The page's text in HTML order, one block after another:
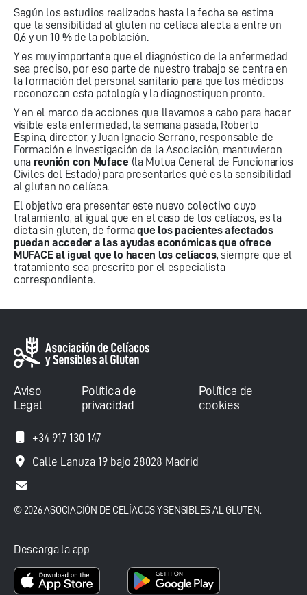
Según los estudios realizados hasta la fecha se estima
que la sensibilidad al gluten no celíaca afecta a entre un
0,6 y un 10 % de la población.
Y es muy importante que el diagnóstico de la enfermedad
sea preciso, por eso parte de nuestro trabajo se centra en
la formación del personal sanitario para que los médicos
reconozcan esta patología y la diagnostiquen pronto.
Y en el marco de acciones que llevamos a cabo para hacer
visible esta enfermedad, la semana pasada, Roberto
Espina, director, y Juan Ignacio Serrano, responsable de
Formación e Investigación de la Asociación, mantuvieron
una reunión con Muface (la Mutua General de Funcionarios
Civiles del Estado) para presentarles qué es la sensibilidad
al gluten no celíaca.
El objetivo era presentar este nuevo colectivo cuyo
tratamiento, al igual que en el caso de los celíacos, es la
dieta sin gluten, de formaque los pacientes afectados
puedan acceder a las ayudas económicas que ofrece
MUFACE al igual que lo hacen los celíacos, siempre que el
tratamiento sea prescrito por el especialista
correspondiente.
Aviso
Legal
Política de
privacidad
Política de
cookies
+34 917 130 147
Calle Lanuza 19 bajo 28028 Madrid
© 2026 ASOCIACIÓN DE CELÍACOS Y SENSIBLES AL GLUTEN.
Descarga la app